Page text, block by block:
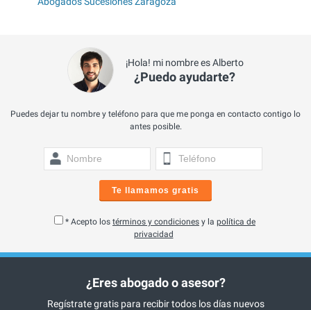
¡Hola! mi nombre es Alberto
¿Puedo ayudarte?
Puedes dejar tu nombre y teléfono para que me ponga en contacto contigo lo
antes posible.
Te llamamos gratis
* Acepto los términos y condiciones y la política de
privacidad
¿Eres abogado o asesor?
Regístrate gratis para recibir todos los días nuevos